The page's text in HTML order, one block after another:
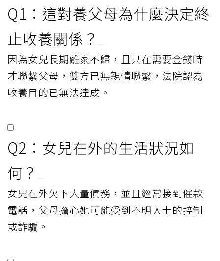
Q1：這對養父母為什麼決定終
止收養關係？
因為女兒長期離家不歸，且只在需要金錢時
才聯繫父母，雙方已無親情聯繫，法院認為
收養目的已無法達成。
Q2：女兒在外的生活狀況如
何？
女兒在外欠下大量債務，並且經常接到催款
電話，父母擔心她可能受到不明人士的控制
或詐騙。